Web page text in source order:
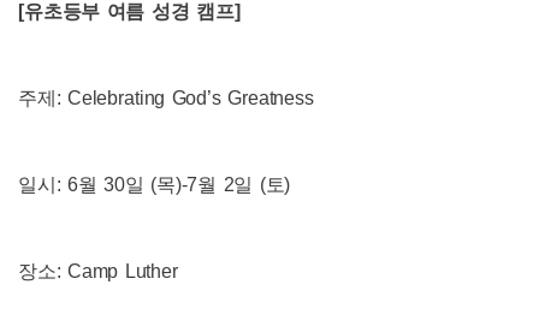
[유초등부 여름 성경 캠프]
주제 : Celebrating God’s Greatness
일시 : 6월 30일 (목)-7월 2일 (토)
장소: Camp Luther